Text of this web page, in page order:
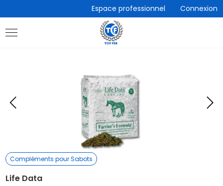
directement
au
contenu
Espace professionnel Connexion
Eléments
précédent
Compléments pour Sabots
Life Data